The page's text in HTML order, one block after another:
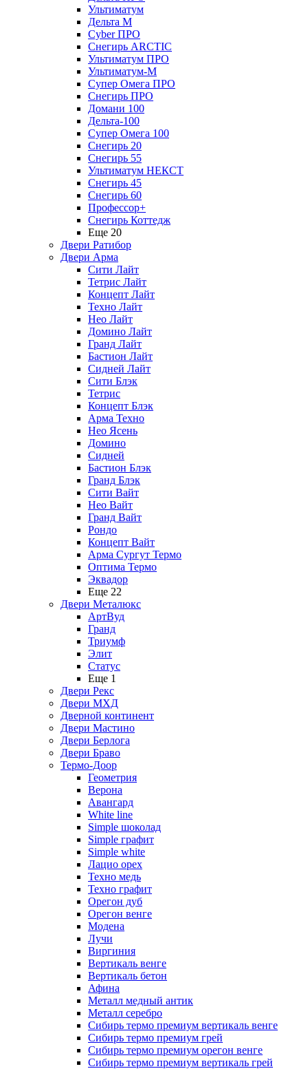
Ультиматум
Дельта M
Cyber ПРО
Снегирь ARCTIC
Ультиматум ПРО
Ультиматум-M
Супер Омега ПРО
Снегирь ПРО
Домани 100
Дельта-100
Супер Омега 100
Снегирь 20
Снегирь 55
Ультиматум НЕКСТ
Снегирь 45
Снегирь 60
Профессор+
Снегирь Коттедж
Еще 20
Двери Ратибор
Двери Арма
Сити Лайт
Тетрис Лайт
Концепт Лайт
Техно Лайт
Нео Лайт
Домино Лайт
Гранд Лайт
Бастион Лайт
Сидней Лайт
Сити Блэк
Тетрис
Концепт Блэк
Арма Техно
Нео Ясень
Домино
Сидней
Бастион Блэк
Гранд Блэк
Сити Вайт
Нео Вайт
Гранд Вайт
Рондо
Концепт Вайт
Арма Сургут Термо
Оптима Термо
Эквадор
Еще 22
Двери Металюкс
АртВуд
Гранд
Триумф
Элит
Статус
Еще 1
Двери Рекс
Двери МХД
Дверной континент
Двери Мастино
Двери Берлога
Двери Браво
Термо-Доор
Геометрия
Верона
Авангард
White line
Simple шоколад
Simple графит
Simple white
Лацио орех
Техно медь
Техно графит
Орегон дуб
Орегон венге
Модена
Лучи
Виргиния
Вертикаль венге
Вертикаль бетон
Афина
Металл медный антик
Металл серебро
Сибирь термо премиум вертикаль венге
Сибирь термо премиум грей
Сибирь термо премиум орегон венге
Сибирь термо премиум вертикаль грей